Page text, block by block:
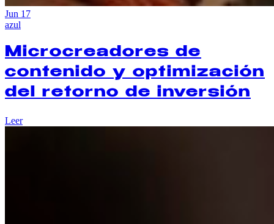
Jun 17
azul
Microcreadores de
contenido y optimización
del retorno de inversión
Leer